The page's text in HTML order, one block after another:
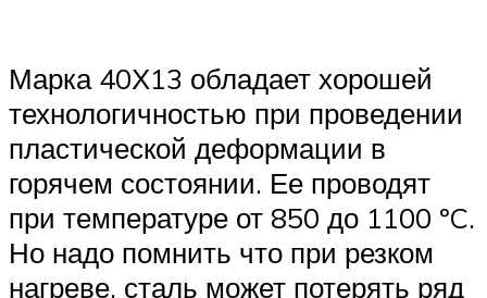
Марка 40Х13 обладает хорошей
технологичностью при проведении
пластической деформации в
горячем состоянии. Ее проводят
при температуре от 850 до 1100 ºC.
Но надо помнить что при резком
нагреве, сталь может потерять ряд